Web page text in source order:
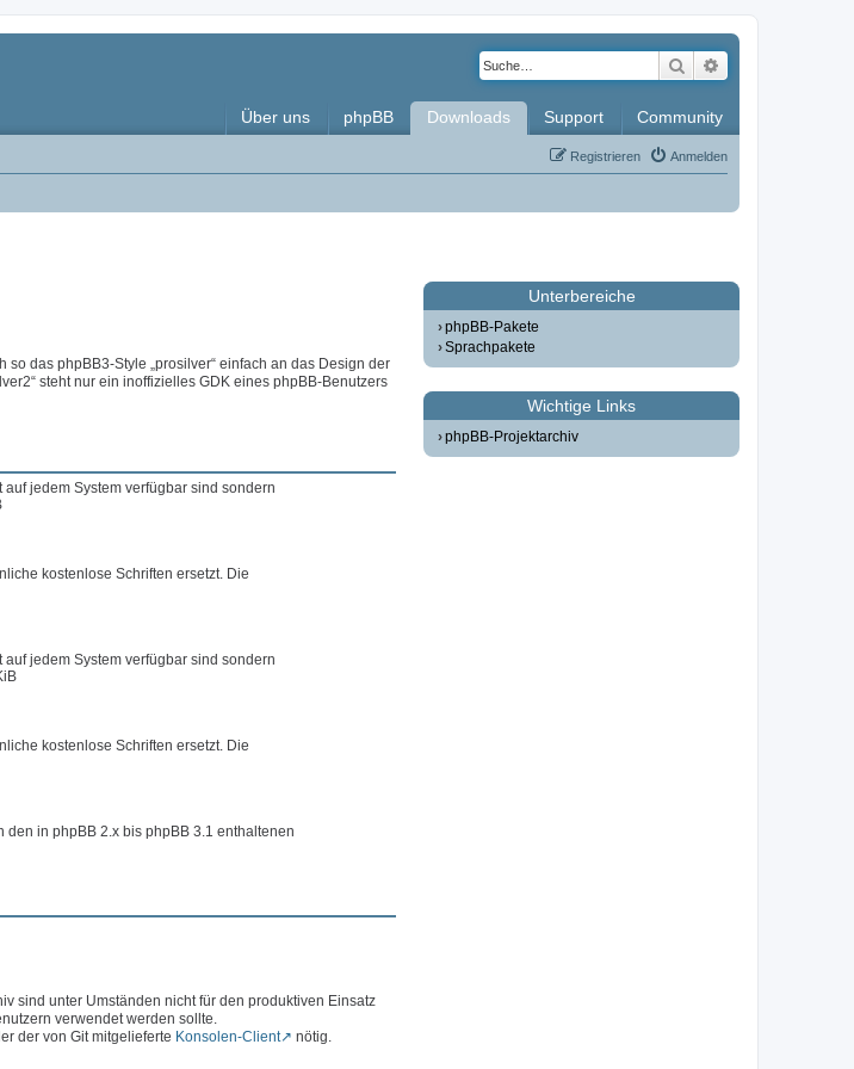
Suche
Über uns phpBB Downloads Support Community
Anmelden
Registrieren
so das phpBB3-Style „prosilver“ einfach an das Design der
steht nur ein inoffizielles GDK eines phpBB-Benutzers
jedem System verfügbar sind sondern
kostenlose Schriften ersetzt. Die
jedem System verfügbar sind sondern
kostenlose Schriften ersetzt. Die
den in phpBB 2.x bis phpBB 3.1 enthaltenen
sind unter Umständen nicht für den produktiven Einsatz
verwendet werden sollte.
der von Git mitgelieferte Konsolen-Client nötig.
Unterbereiche
phpBB-Pakete
Sprachpakete
Wichtige Links
phpBB-Projektarchiv